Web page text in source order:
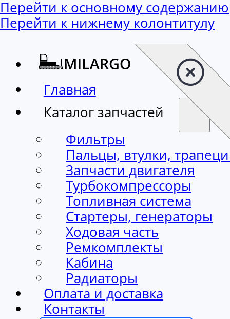
Перейти к основному содержанию
Перейти к нижнему колонтитулу
Главная
Каталог запчастей
Фильтры
Пальцы, втулки,
Запчасти двигателя
Турбокомпрессоры
Топливная система
Стартеры, генераторы
Ходовая часть
Ремкомплекты
Кабина
Радиаторы
Оплата и доставка
Контакты